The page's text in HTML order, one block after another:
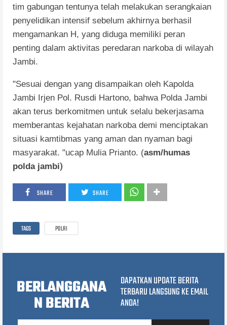
tim gabungan tentunya telah melakukan serangkaian
penyelidikan intensif sebelum akhirnya berhasil
mengamankan H, yang diduga memiliki peran
penting dalam aktivitas peredaran narkoba di wilayah
Jambi.
"Sesuai dengan yang disampaikan oleh Kapolda
Jambi Irjen Pol. Rusdi Hartono, bahwa Polda Jambi
akan terus berkomitmen untuk selalu bekerjasama
memberantas kejahatan narkoba demi menciptakan
situasi kamtibmas yang aman dan nyaman bagi
masyarakat. "ucap Mulia Prianto. (asm/humas
polda jambi)
SHARE SHARE
TAGS POLRI
BERLANGGANA
N BERITA
DAPATKAN UPDATE BERITA
TERBARU LANGSUNG KE EMAIL
ANDA!